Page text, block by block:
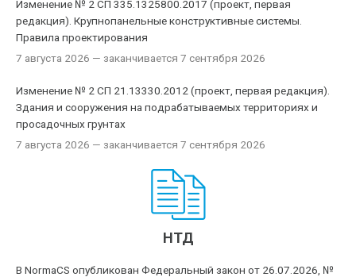
Изменение № 2 СП 335.1325800.2017 (проект, первая
редакция). Крупнопанельные конструктивные системы.
Правила проектирования
7 августа 2026 — заканчивается 7 сентября 2026
Изменение № 2 СП 21.13330.2012 (проект, первая редакция).
Здания и сооружения на подрабатываемых территориях и
просадочных грунтах
7 августа 2026 — заканчивается 7 сентября 2026
НТД
В NormaCS опубликован Федеральный закон от 26.07.2026, №